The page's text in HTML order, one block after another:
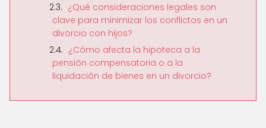
¿Qué consideraciones legales son
clave para minimizar los conflictos en un
divorcio con hijos?
¿Cómo afecta la hipoteca a la
pensión compensatoria o a la
liquidación de bienes en un divorcio?